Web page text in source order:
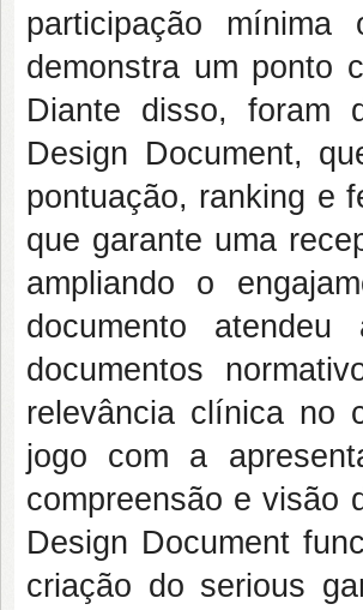
participação
demonstra um ponto
Diante disso, foram
Design Document,
pontuação, ranking e
que garante uma
ampliando o
documento
documentos
relevância clínica no
jogo com a
compreensão e visão
Design Document
criação do serious